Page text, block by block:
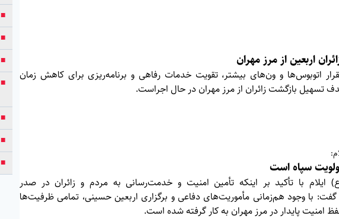
اربعین از مرز مهران
اتوبوس‌ها و ون‌های بیشتر، تقویت خدمات رفاهی و برنامه‌ریزی برای کاهش زمان
تسهیل بازگشت زائران از مرز مهران در حال اجراست.
سپاه است
ایلام با تأکید بر اینکه تأمین امنیت و خدمت‌رسانی به مردم و زائران در صدر
گفت: با وجود هم‌زمانی مأموریت‌های دفاعی و برگزاری اربعین حسینی، تمامی ظرفیت‌ها
امنیت پایدار در مرز مهران به کار گرفته شده است.
■
■
■
■
■
■
■